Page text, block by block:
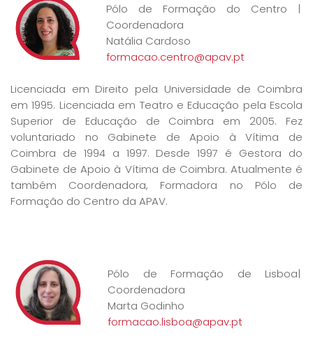
Pólo de Formação do Centro |
Coordenadora
Natália Cardoso
formacao.centro@apav.pt
Licenciada em Direito pela Universidade de Coimbra
em 1995. Licenciada em Teatro e Educação pela Escola
Superior de Educação de Coimbra em 2005. Fez
voluntariado no Gabinete de Apoio à Vítima de
Coimbra de 1994 a 1997. Desde 1997 é Gestora do
Gabinete de Apoio à Vítima de Coimbra. Atualmente é
também Coordenadora, Formadora no Pólo de
Formação do Centro da APAV.
Pólo de Formação de Lisboa|
Coordenadora
Marta Godinho
formacao.lisboa@apav.pt